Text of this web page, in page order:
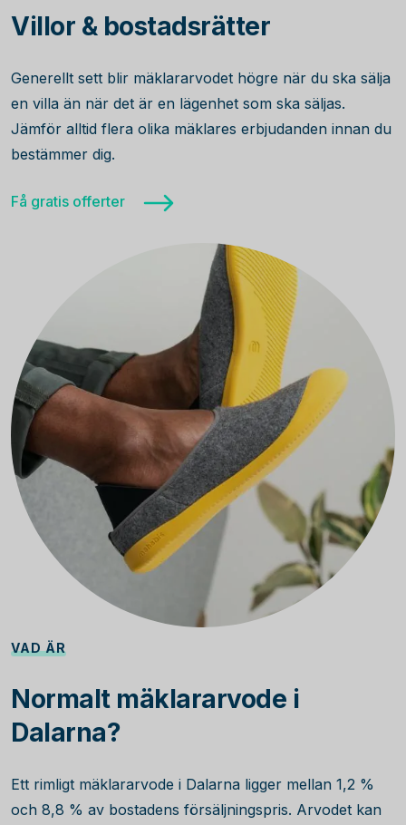
Villor & bostadsrätter
Generellt sett blir mäklararvodet högre när du ska sälja
en villa än när det är en lägenhet som ska säljas.
Jämför alltid flera olika mäklares erbjudanden innan du
bestämmer dig.
Få gratis offerter
VAD ÄR
Normalt mäklararvode i
Dalarna?
Ett rimligt mäklararvode i Dalarna ligger mellan 1,2 %
och 8,8 % av bostadens försäljningspris. Arvodet kan